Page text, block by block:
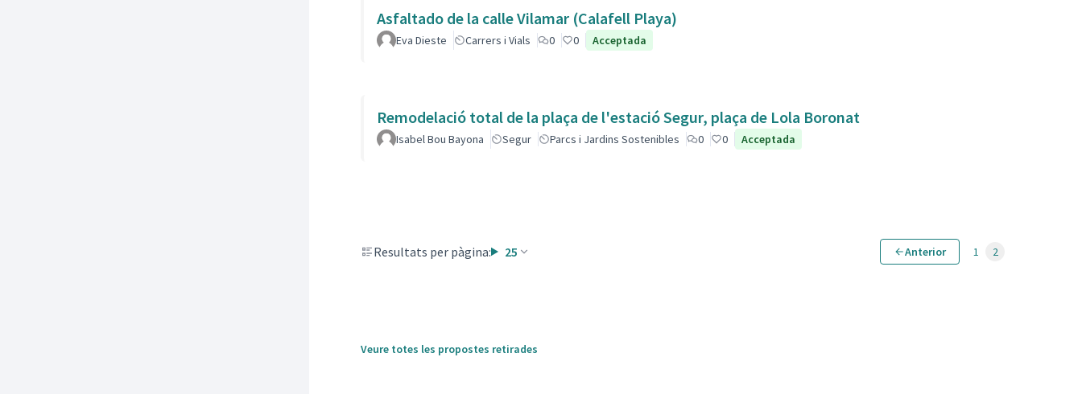
Asfaltado de la calle Vilamar (Calafell Playa)
Eva Dieste Carrers i Vials 0 0 Acceptada
Remodelació total de la plaça de l'estació Segur, plaça de Lola Boronat
Isabel Bou Bayona Segur Parcs i Jardins Sostenibles 0 0 Acceptada
Resultats per pàgina: 25 Anterior 1 2
Veure totes les propostes retirades